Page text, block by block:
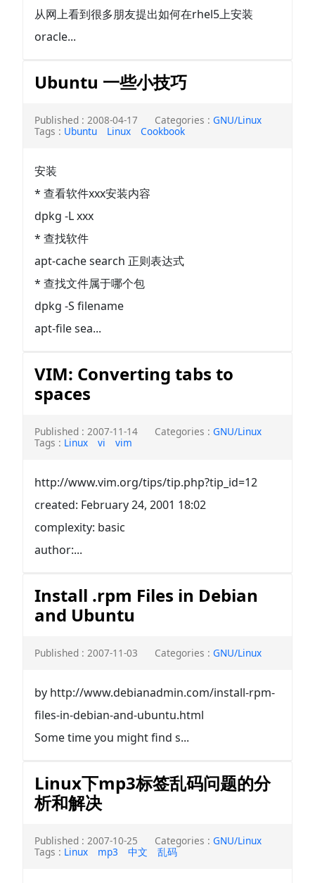
从网上看到很多朋友提出如何在rhel5上安装
oracle...
Ubuntu 一些小技巧
Published : 2008-04-17 Categories : GNU/Linux
Tags : Ubuntu Linux Cookbook
安装
* 查看软件xxx安装内容
dpkg -L xxx
* 查找软件
apt-cache search 正则表达式
* 查找文件属于哪个包
dpkg -S filename
apt-file sea...
VIM: Converting tabs to
spaces
Published : 2007-11-14 Categories : GNU/Linux
Tags : Linux vi vim
http://www.vim.org/tips/tip.php?tip_id=12
created: February 24, 2001 18:02
complexity: basic
author:...
Install .rpm Files in Debian
and Ubuntu
Published : 2007-11-03 Categories : GNU/Linux
by http://www.debianadmin.com/install-rpm-
files-in-debian-and-ubuntu.html
Some time you might find s...
Linux下mp3标签乱码问题的分
析和解决
Published : 2007-10-25 Categories : GNU/Linux
Tags : Linux mp3 中文 乱码